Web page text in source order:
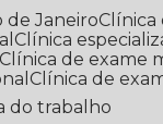
de Janeiro
Clínica
Clínica de exame
Clínica de
do trabalho